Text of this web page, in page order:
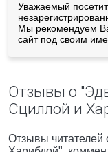
Уважаемый
Мы рекомендуем
сайт под своим
Отзывы о
Сциллой и
Отзывы читателей